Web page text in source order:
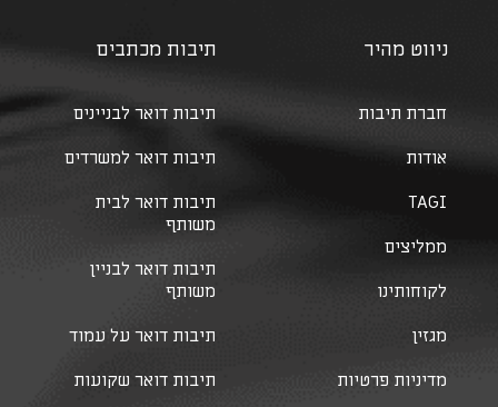
ניווט מהיר
חברת תיבות
אודות
TAGI
ממליצים
לקוחותינו
מגזין
מדיניות פרטיות
תיבות מכתבים
תיבות דואר לבניינים
תיבות דואר למשרדים
תיבות דואר לבית
משותף
תיבות דואר לבניין
משותף
תיבות דואר על עמוד
תיבות דואר שקועות